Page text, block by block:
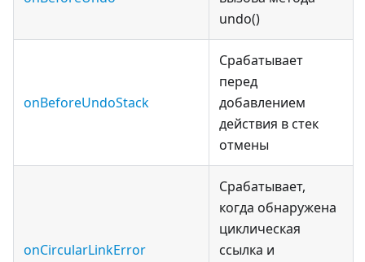
undo()
onBeforeUndoStack
Срабатывает
перед
добавлением
действия в стек
отмены
onCircularLinkError
Срабатывает,
когда обнаружена
циклическая
ссылка и